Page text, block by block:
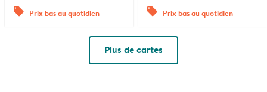
offers Prix bas au quotidien offers Prix bas au quotidien
Plus de cartes